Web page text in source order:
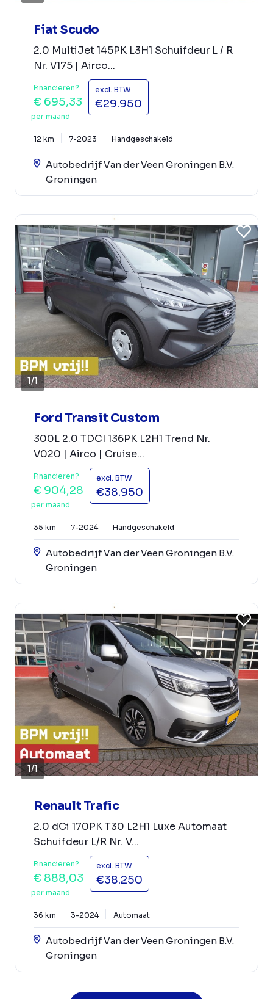
Fiat Scudo
2.0 MultiJet 145PK L3H1 Schuifdeur L / R
Nr. V175 | Airco...
Financieren?
€ 695,33
per maand
excl. BTW
€29.950
12 km 7-2023 Handgeschakeld
Autobedrijf Van der Veen Groningen B.V.
Groningen
1/1
Ford Transit Custom
300L 2.0 TDCI 136PK L2H1 Trend Nr.
V020 | Airco | Cruise...
Financieren?
€ 904,28
per maand
excl. BTW
€38.950
35 km 7-2024 Handgeschakeld
Autobedrijf Van der Veen Groningen B.V.
Groningen
1/1
Renault Trafic
2.0 dCi 170PK T30 L2H1 Luxe Automaat
Schuifdeur L/R Nr. V...
Financieren?
€ 888,03
per maand
excl. BTW
€38.250
36 km 3-2024 Automaat
Autobedrijf Van der Veen Groningen B.V.
Groningen